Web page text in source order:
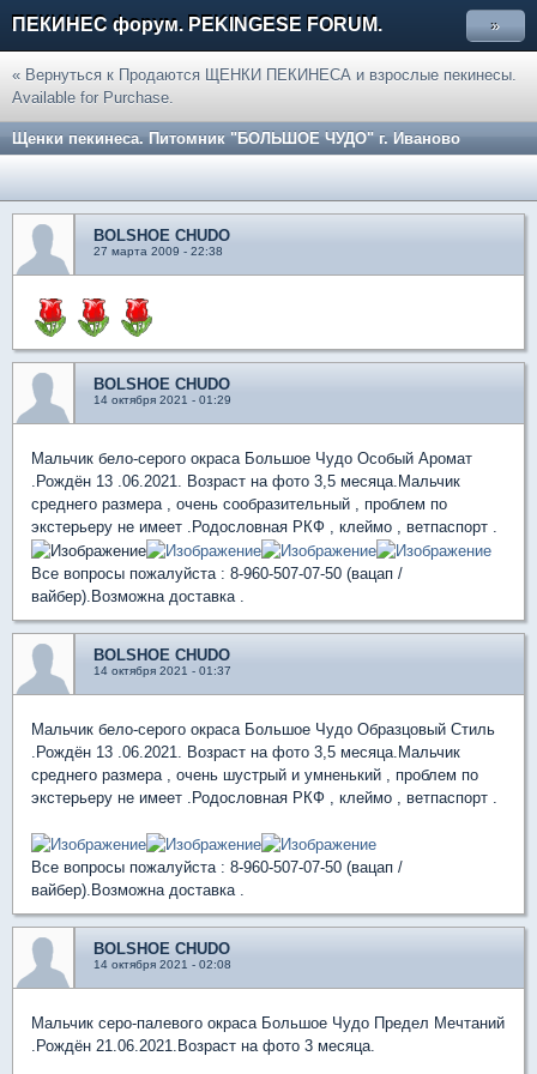
ПЕКИНЕС форум. PEKINGESE FORUM. »
« Вернуться к Продаются ЩЕНКИ ПЕКИНЕСА и взрослые пекинесы.
Available for Purchase.
Щенки пекинеса. Питомник "БОЛЬШОЕ ЧУДО" г. Иваново
BOLSHOE CHUDO
27 марта 2009 - 22:38
BOLSHOE CHUDO
14 октября 2021 - 01:29
Мальчик бело-серого окраса Большое Чудо Особый Аромат
.Рождён 13 .06.2021. Возраст на фото 3,5 месяца.Мальчик
среднего размера , очень сообразительный , проблем по
экстерьеру не имеет .Родословная РКФ , клеймо , ветпаспорт .
Все вопросы пожалуйста : 8-960-507-07-50 (вацап /
вайбер).Возможна доставка .
BOLSHOE CHUDO
14 октября 2021 - 01:37
Мальчик бело-серого окраса Большое Чудо Образцовый Стиль
.Рождён 13 .06.2021. Возраст на фото 3,5 месяца.Мальчик
среднего размера , очень шустрый и умненький , проблем по
экстерьеру не имеет .Родословная РКФ , клеймо , ветпаспорт .
Все вопросы пожалуйста : 8-960-507-07-50 (вацап /
вайбер).Возможна доставка .
BOLSHOE CHUDO
14 октября 2021 - 02:08
Мальчик серо-палевого окраса Большое Чудо Предел Мечтаний
.Рождён 21.06.2021.Возраст на фото 3 месяца.